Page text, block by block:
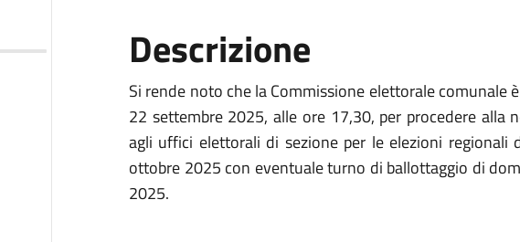
Descrizione
Si rende noto che la Commissione elettorale comunale
22 settembre 2025, alle ore 17,30, per procedere alla
agli uffici elettorali di sezione per le elezioni
ottobre 2025 con eventuale turno di ballottaggio di
2025.